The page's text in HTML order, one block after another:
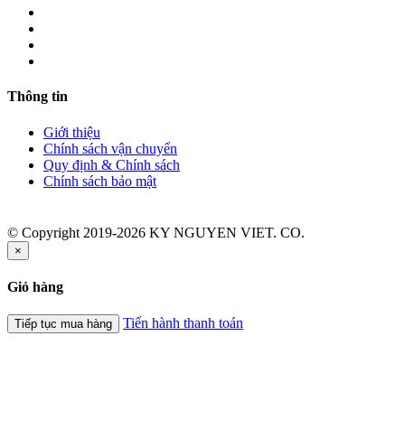
Thông tin
Giới thiệu
Chính sách vận chuyển
Quy định & Chính sách
Chính sách bảo mật
© Copyright 2019-2026 KY NGUYEN VIET. CO.
×
Giỏ hàng
Tiếp tục mua hàng Tiến hành thanh toán